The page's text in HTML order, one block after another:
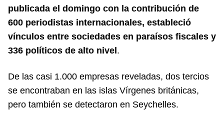
publicada el domingo con la contribución de
600 periodistas internacionales, estableció
vínculos entre sociedades en paraísos fiscales y
336 políticos de alto nivel.
De las casi 1.000 empresas reveladas, dos tercios
se encontraban en las islas Vírgenes británicas,
pero también se detectaron en Seychelles.